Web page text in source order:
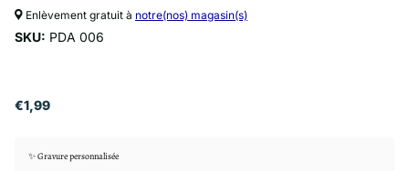
Enlèvement gratuit à notre(nos) magasin(s)
SKU: PDA 006
€1,99
✨ Gravure personnalisée